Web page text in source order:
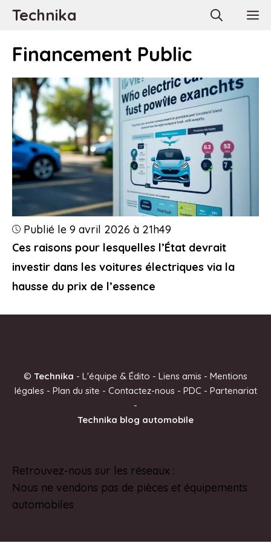
AllerTechnika
Financement Public
Ces raisons pour lesquelles l’État devrait
investir dans les voitures électriques via la
hausse du prix de l’essence
Publié le 9 avril 2026 à 21h49
© Technika - L'équipe & Édito - Liens amis - Mentions
légales- Plan du site - Contactez-nous- PDC - Partenariat
-
Technika blog automobile
Retrouvez-nous sur les réseaux :
Nous ne vendons pas de pièces et équipements
automobiles